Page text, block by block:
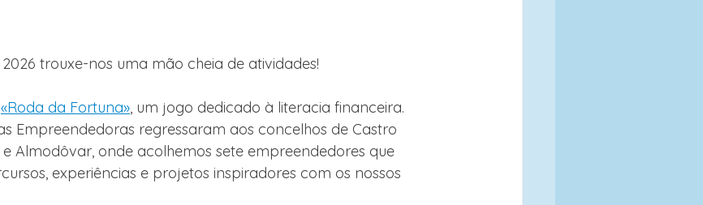
trouxe-nos uma mão cheia de atividades!
«Roda da Fortuna», um jogo dedicado à literacia financeira.
Empreendedoras regressaram aos concelhos de Castro
e Almodôvar, onde acolhemos sete empreendedores que
experiências e projetos inspiradores com os nossos